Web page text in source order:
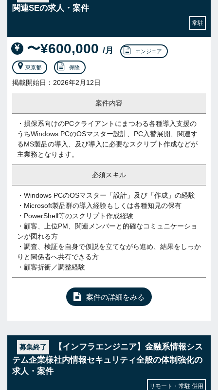
関連SEの求人・案件
常駐
〜¥600,000 /月 エンジニア
東京都 保険
掲載開始日：2026年2月12日
案件内容
・損保系向けのPCクライアントにまつわる各種導入支援の
うちWindows PCのOSマスター設計、PC入替展開、関連す
るMS製品の導入、及び導入に必要なスクリプト作成などが
主業務となります。
必須スキル
・Windows PCのOSマスター「設計」及び「作成」の経験
・Microsoft製品群の導入経験もしくは各種知見の保有
・PowerShell等のスクリプト作成経験
・顧客、上位PM、関連メンバーと的確なコミュニケーショ
ンが図れる方
・調査、検証を自身で仮説を立てながら進め、結果をしっか
りと関係者へ共有できる方
・顧客折衝／調整経験
案件の詳細をみる
募集終了
【インフラエンジニア】金融系情報シス
テム企業様社内情報セキュリティ全般の体制強化の
求人・案件
リモート・常駐 併用